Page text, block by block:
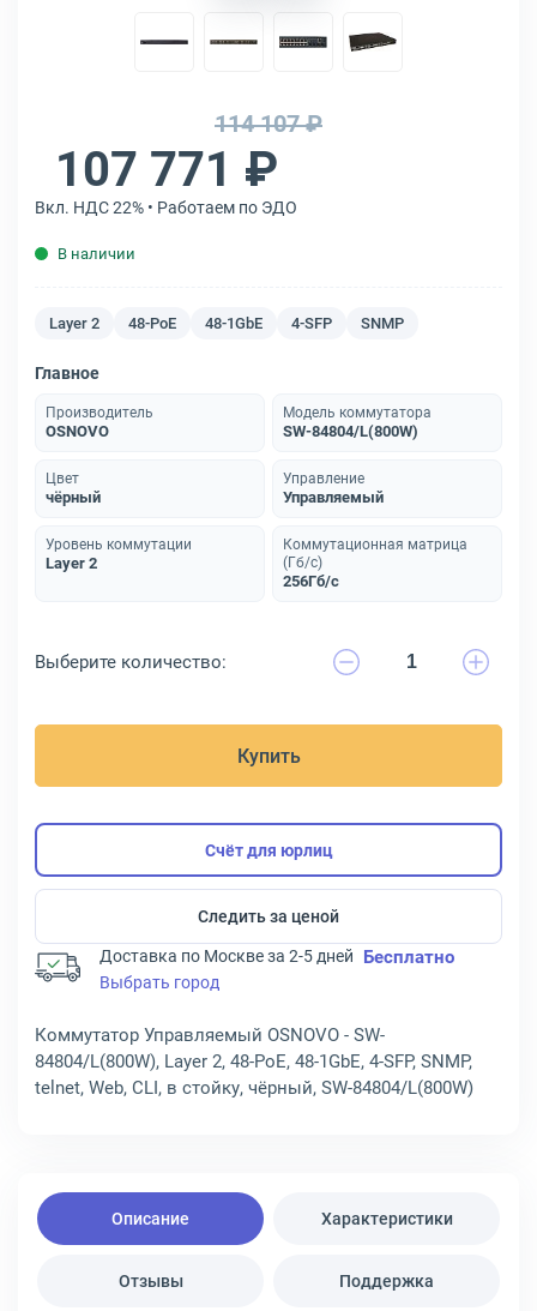
114 107 ₽
107 771 ₽
Вкл. НДС 22% • Работаем по ЭДО
В наличии
Layer 2 48-PoE 48-1GbE 4-SFP SNMP
Главное
Производитель
OSNOVO
Модель коммутатора
SW-84804/L(800W)
Цвет
чёрный
Управление
Управляемый
Уровень коммутации
Layer 2
Коммутационная матрица
(Гб/с)
256Гб/с
Выберите количество:
Купить
Счёт для юрлиц
Следить за ценой
Доставка по Москве за 2-5 дней Бесплатно
Выбрать город
Коммутатор Управляемый OSNOVO - SW-
84804/L(800W), Layer 2, 48-PoE, 48-1GbE, 4-SFP, SNMP,
telnet, Web, CLI, в стойку, чёрный, SW-84804/L(800W)
Описание Характеристики
Отзывы Поддержка